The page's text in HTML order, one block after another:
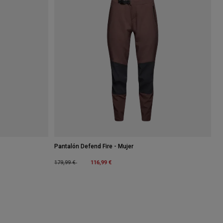
Pantalón Defend Fire - Mujer
Price reduced from
179,99 €to 116,99 €